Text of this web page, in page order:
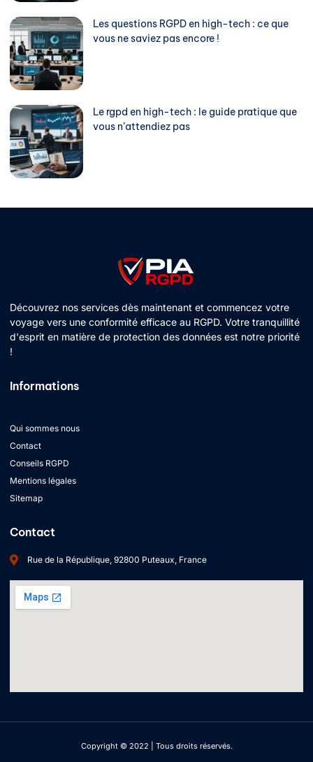
Les questions RGPD en high-tech : ce que
vous ne saviez pas encore !
Le rgpd en high-tech : le guide pratique que
vous n’attendiez pas
Découvrez nos services dès maintenant et commencez votre
voyage vers une conformité efficace au RGPD. Votre tranquillité
d'esprit en matière de protection des données est notre priorité
!
Informations
Qui sommes nous
Contact
Conseils RGPD
Mentions légales
Sitemap
Contact
Rue de la République, 92800 Puteaux, France
Copyright © 2022 | Tous droits réservés.